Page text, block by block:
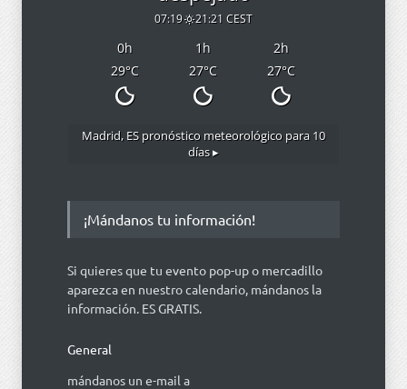
07:19 21:21 CEST
0h 1h 2h
29°C 27°C 27°C
Madrid, ESpronóstico meteorológico para 10
días ▸
¡Mándanos tu información!
Si quieres que tu evento pop-up o mercadillo
aparezca en nuestro calendario, mándanos la
información. ES GRATIS.
General
mándanos un e-mail a